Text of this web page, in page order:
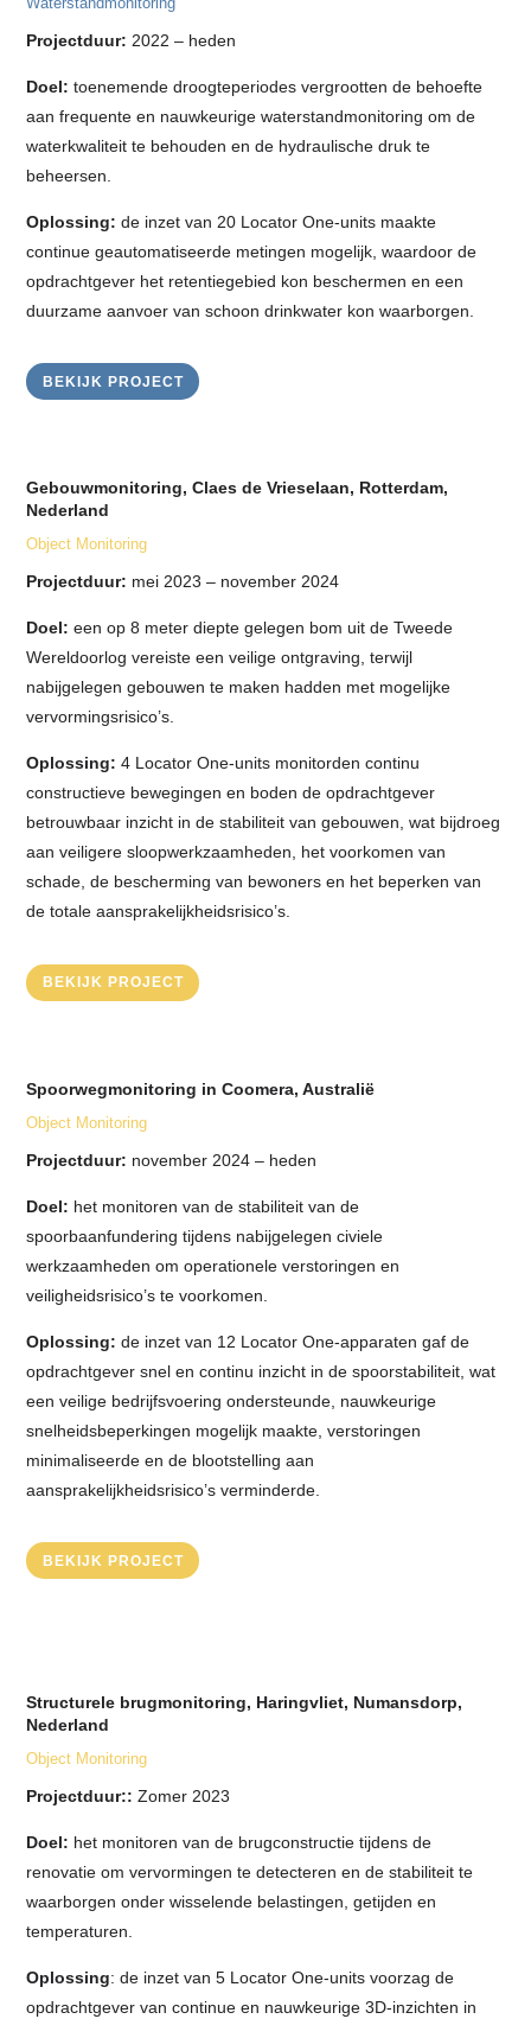
Projectduur: 2022 – heden
Doel:toenemende droogteperiodes vergrootten de behoefte
aan frequente en nauwkeurige waterstandmonitoring om de
waterkwaliteit te behouden en de hydraulische druk te
beheersen.
Oplossing: de inzet van 20 Locator One-units maakte
continue geautomatiseerde metingen mogelijk, waardoor de
opdrachtgever het retentiegebied kon beschermen en een
duurzame aanvoer van schoon drinkwater kon waarborgen.
BEKIJK PROJECT
Gebouwmonitoring, Claes de Vrieselaan, Rotterdam,
Nederland
Object Monitoring
Projectduur: mei 2023 – november 2024
Doel: een op 8 meter diepte gelegen bom uit de Tweede
Wereldoorlog vereiste een veilige ontgraving, terwijl
nabijgelegen gebouwen te maken hadden met mogelijke
vervormingsrisico’s.
Oplossing: 4 Locator One-units monitorden continu
constructieve bewegingen en boden de opdrachtgever
betrouwbaar inzicht in de stabiliteit van gebouwen, wat bijdroeg
aan veiligere sloopwerkzaamheden, het voorkomen van
schade, de bescherming van bewoners en het beperken van
de totale aansprakelijkheidsrisico’s.
BEKIJK PROJECT
Spoorwegmonitoring in Coomera, Australië
Object Monitoring
Projectduur: november 2024 – heden
Doel: het monitoren van de stabiliteit van de
spoorbaanfundering tijdens nabijgelegen civiele
werkzaamheden om operationele verstoringen en
veiligheidsrisico’s te voorkomen.
Oplossing: de inzet van 12 Locator One-apparaten gaf de
opdrachtgever snel en continu inzicht in de spoorstabiliteit, wat
een veilige bedrijfsvoering ondersteunde, nauwkeurige
snelheidsbeperkingen mogelijk maakte, verstoringen
minimaliseerde en de blootstelling aan
aansprakelijkheidsrisico’s verminderde.
BEKIJK PROJECT
Structurele brugmonitoring, Haringvliet, Numansdorp,
Nederland
Object Monitoring
Projectduur:: Zomer 2023
Doel: het monitoren van de brugconstructie tijdens de
renovatie om vervormingen te detecteren en de stabiliteit te
waarborgen onder wisselende belastingen, getijden en
temperaturen.
Oplossing: de inzet van 5 Locator One-units voorzag de
opdrachtgever van continue en nauwkeurige 3D-inzichten in